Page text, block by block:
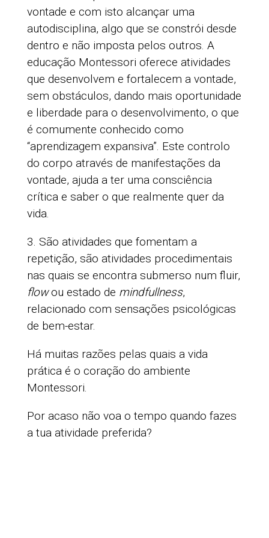
vontade e com isto alcançar uma
autodisciplina, algo que se constrói desde
dentro e não imposta pelos outros. A
educação Montessori oferece atividades
que desenvolvem e fortalecem a vontade,
sem obstáculos, dando mais oportunidade
e liberdade para o desenvolvimento, o que
é comumente conhecido como
“aprendizagem expansiva”. Este controlo
do corpo através de manifestações da
vontade, ajuda a ter uma consciência
crítica e saber o que realmente quer da
vida.
3. São atividades que fomentam a
repetição, são atividades procedimentais
nas quais se encontra submerso num fluir,
flowou estado de mindfullness,
relacionado com sensações psicológicas
de bem-estar.
Há muitas razões pelas quais a vida
prática é o coração do ambiente
Montessori.
Por acaso não voa o tempo quando fazes
a tua atividade preferida?